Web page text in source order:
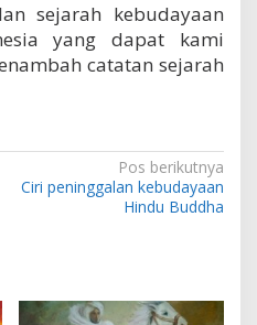
sejarah kebudayaan
yang dapat kami
catatan sejarah
Pos berikutnya
Ciri peninggalan kebudayaan
Hindu Buddha